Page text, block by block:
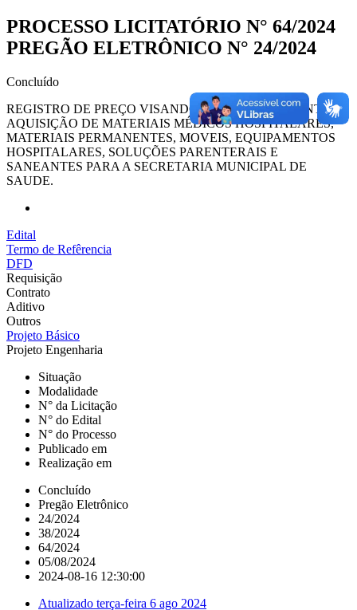
PROCESSO LICITATÓRIO N° 64/2024
PREGÃO ELETRÔNICO N° 24/2024
Concluído
REGISTRO DE PREÇO VISANDO A FUTURA E EVENTUAL
AQUISIÇÃO DE MATERIAIS MÉDICOS HOSPITALARES,
MATERIAIS PERMANENTES, MOVEIS, EQUIPAMENTOS
HOSPITALARES, SOLUÇÕES PARENTERAIS E
SANEANTES PARA A SECRETARIA MUNICIPAL DE
SAUDE.
Edital
Termo de Refêrencia
DFD
Requisição
Contrato
Aditivo
Outros
Projeto Básico
Projeto Engenharia
Situação
Modalidade
N° da Licitação
N° do Edital
N° do Processo
Publicado em
Realização em
Concluído
Pregão Eletrônico
24/2024
38/2024
64/2024
05/08/2024
2024-08-16 12:30:00
Atualizado terça-feira 6 ago 2024